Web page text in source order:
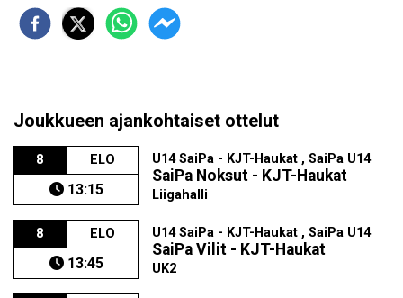
Joukkueen ajankohtaiset ottelut
8 ELO
13:15
U14 SaiPa - KJT-Haukat , SaiPa U14
SaiPa Noksut - KJT-Haukat
Liigahalli
8 ELO
13:45
U14 SaiPa - KJT-Haukat , SaiPa U14
SaiPa Vilit - KJT-Haukat
UK2